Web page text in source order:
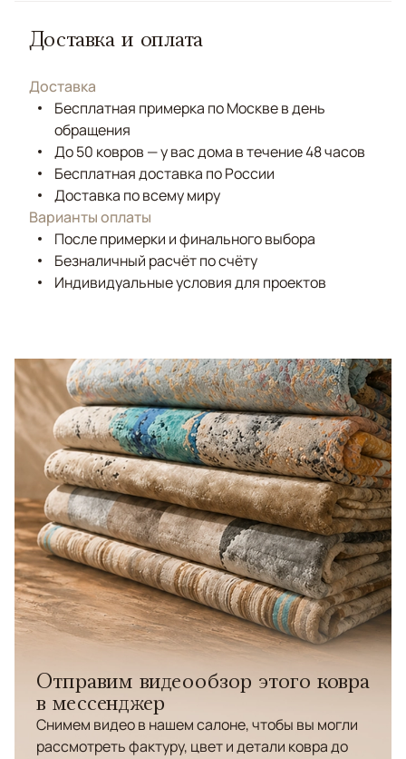
Доставка и оплата
Доставка
Бесплатная примерка по Москве в день
обращения
До 50 ковров — у вас дома в течение 48 часов
Бесплатная доставка по России
Доставка по всему миру
Варианты оплаты
После примерки и финального выбора
Безналичный расчёт по счёту
Индивидуальные условия для проектов
Отправим видеообзор этого ковра
в мессенджер
Снимем видео в нашем салоне, чтобы вы могли
рассмотреть фактуру, цвет и детали ковра до